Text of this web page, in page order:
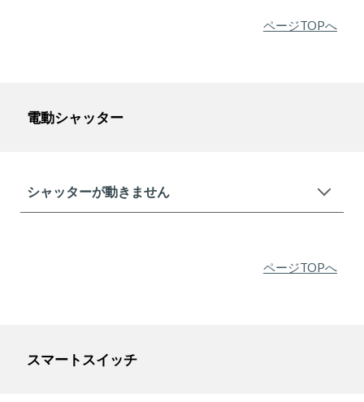
ページTOPへ
電動シャッター
シャッターが動きません
ページTOPへ
スマートスイッチ